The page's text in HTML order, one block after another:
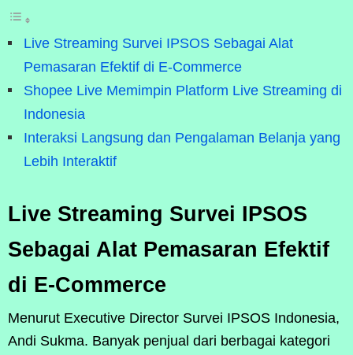
Live Streaming Survei IPSOS Sebagai Alat
Pemasaran Efektif di E-Commerce
Shopee Live Memimpin Platform Live Streaming di
Indonesia
Interaksi Langsung dan Pengalaman Belanja yang
Lebih Interaktif
Live Streaming Survei IPSOS
Sebagai Alat Pemasaran Efektif
di E-Commerce
Menurut Executive Director Survei IPSOS Indonesia,
Andi Sukma. Banyak penjual dari berbagai kategori